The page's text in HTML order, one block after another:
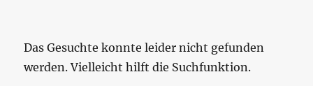
Das Gesuchte konnte leider nicht gefunden
werden. Vielleicht hilft die Suchfunktion.